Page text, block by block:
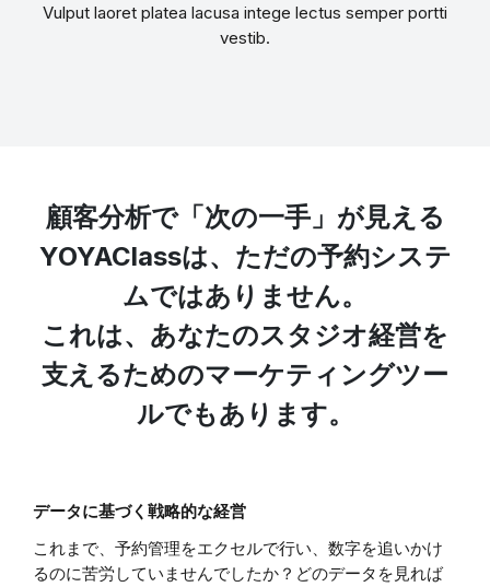
Vulput laoret platea lacusa intege lectus semper portti
vestib.
顧客分析で「次の一手」が見える
YOYAClassは、ただの予約システ
ムではありません。
これは、あなたのスタジオ経営を
支えるためのマーケティングツー
ルでもあります。
データに基づく戦略的な経営
これまで、予約管理をエクセルで行い、数字を追いかけ
るのに苦労していませんでしたか？どのデータを見れば